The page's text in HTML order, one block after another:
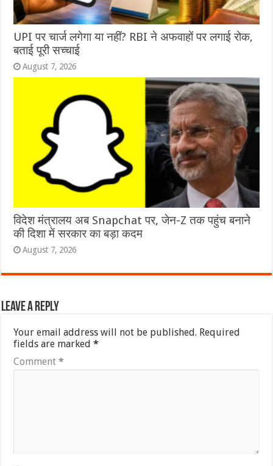
UPI पर चार्ज लगेगा या नहीं? RBI ने अफवाहों पर लगाई रोक,
बताई पूरी सच्चाई
August 7, 2026
विदेश मंत्रालय अब Snapchat पर, जेन-Z तक पहुंच बनाने
की दिशा में सरकार का बड़ा कदम
August 7, 2026
Leave a Reply
Your email address will not be published. Required
fields are marked*
Comment*